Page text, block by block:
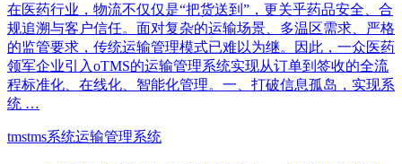
在医药行业，物流不仅仅是“把货送到”，更关乎药品安全、合
规追溯与客户信任。面对复杂的运输场景、多温区需求、严格
的监管要求，传统运输管理模式已难以为继。因此，一众医药
领军企业引入oTMS的运输管理系统实现从订单到签收的全流
程标准化、在线化、智能化管理。‌一、打破信息孤岛，实现系
统 …
tmstms系统运输管理系统